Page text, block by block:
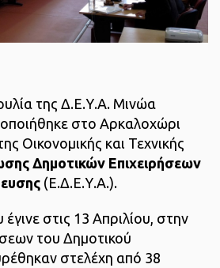
της Δ.Ε.Υ.Α. Μινώα
στο Αρκαλοχώρι
Οικονομικής και Τεχνικής
Δημοτικών Επιχειρήσεων
(Ε.Δ.Ε.Υ.Α.).
στις 13 Απριλίου, στην
του Δημοτικού
στελέχη από 38